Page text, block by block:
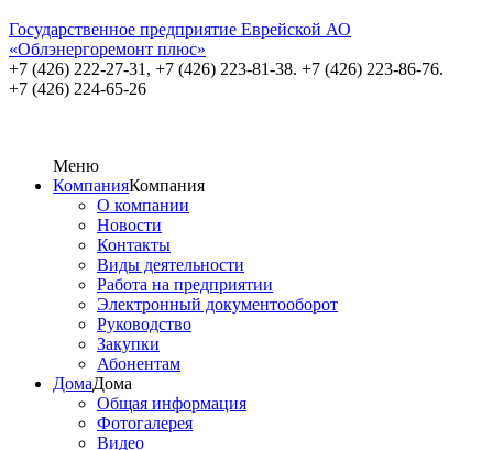
Государственное предприятие Еврейской АО
«Облэнергоремонт плюс»
+7 (426) 222-27-31, +7 (426) 223-81-38. +7 (426) 223-86-76.
+7 (426) 224-65-26
Меню
КомпанияКомпания
О компании
Новости
Контакты
Виды деятельности
Работа на предприятии
Электронный документооборот
Руководство
Закупки
Абонентам
ДомаДома
Общая информация
Фотогалерея
Видео